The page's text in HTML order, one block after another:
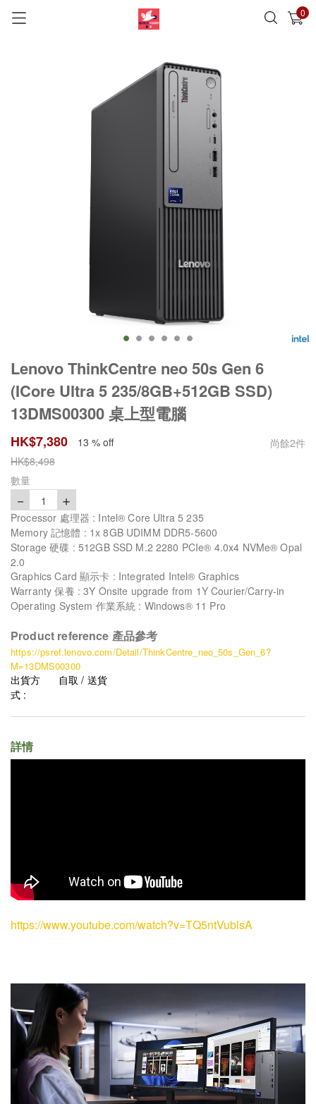
0
已加入購物車 查看
Lenovo ThinkCentre neo 50s Gen 6
(ICore Ultra 5 235/8GB+512GB SSD)
13DMS00300 桌上型電腦
HK$7,380 13 % off 尚餘2件
HK$8,498
數量
－ 1 ＋
Processor 處理器 : Intel® Core Ultra 5 235
Memory 記憶體 : 1x 8GB UDIMM DDR5-5600
Storage 硬碟 : 512GB SSD M.2 2280 PCIe® 4.0x4 NVMe® Opal
2.0
Graphics Card 顯示卡 : Integrated Intel® Graphics
Warranty 保養 : 3Y Onsite upgrade from 1Y Courier/Carry-in
Operating System 作業系統 : Windows® 11 Pro
Product reference 產品參考
https://psref.lenovo.com/Detail/ThinkCentre_neo_50s_Gen_6?
M=13DMS00300
出貨方
式 :
自取 / 送貨
詳情
https://www.youtube.com/watch?v=TQ5ntVublsA